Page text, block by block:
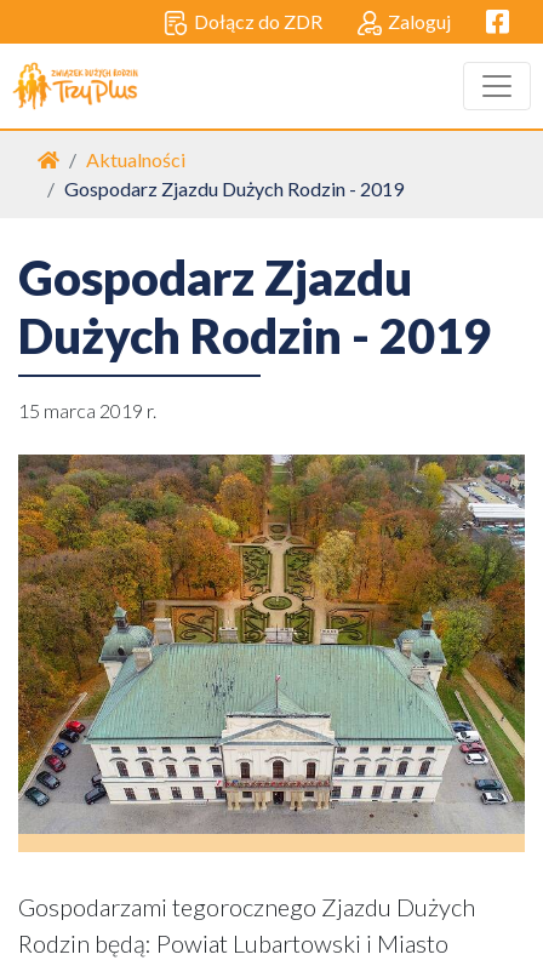
Dołącz do ZDR Zaloguj
Strona główna
Aktualności
Gospodarz Zjazdu Dużych Rodzin - 2019
Gospodarz Zjazdu
Dużych Rodzin - 2019
15 marca 2019 r.
Gospodarzami tegorocznego Zjazdu Dużych
Rodzin będą: Powiat Lubartowski i Miasto